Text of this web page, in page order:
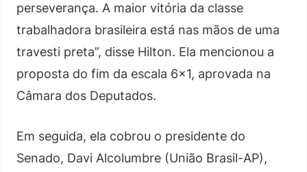
perseverança. A maior vitória da classe
trabalhadora brasileira está nas mãos de uma
travesti preta”, disse Hilton. Ela mencionou a
proposta do fim da escala 6×1, aprovada na
Câmara dos Deputados.
Em seguida, ela cobrou o presidente do
Senado, Davi Alcolumbre (União Brasil-AP),